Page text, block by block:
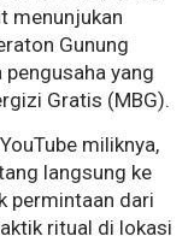
menunjukan
Gunung
pengusaha yang
Gratis (MBG).
miliknya,
langsung ke
permintaan dari
ritual di lokasi